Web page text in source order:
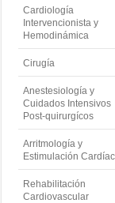
Cardiología
Intervencionista y
Hemodinámica
Cirugía
Anestesiología y
Cuidados Intensivos
Post-quirurgícos
Arritmología y
Estimulación
Rehabilitación
Cardiovascular